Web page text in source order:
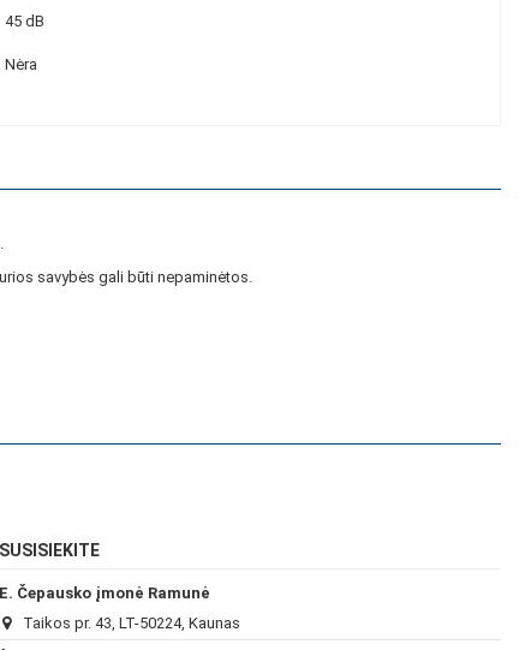
45 dB
Nėra
savybės gali būti nepaminėtos.
SUSISIEKITE
E. Čepausko įmonė Ramunė
Taikos pr. 43, LT-50224, Kaunas